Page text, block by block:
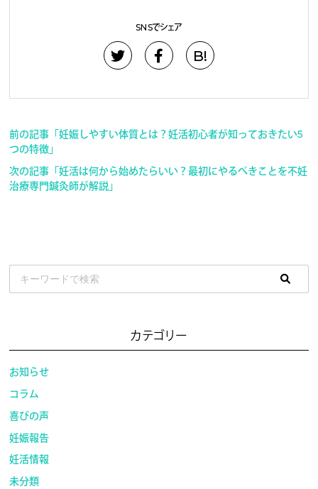
SNSでシェア
B!
前の記事「妊娠しやすい体質とは？妊活初心者が知っておきたい5
つの特徴」
次の記事「妊活は何から始めたらいい？最初にやるべきことを不妊
治療専門鍼灸師が解説」
カテゴリー
お知らせ
コラム
喜びの声
妊娠報告
妊活情報
未分類